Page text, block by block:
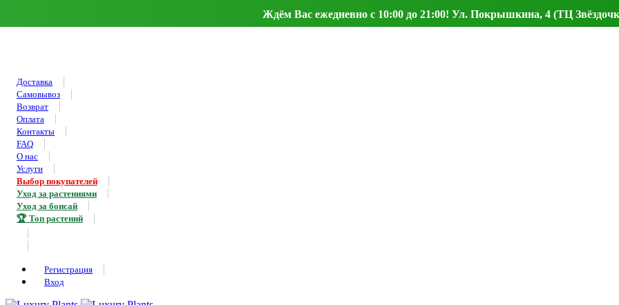
Ждём Вас ежедневно с 10:00 до 21:00! Ул. Покрышкина, 4 (ТЦ
Доставка
Самовывоз
Возврат
Оплата
Контакты
FAQ
О нас
Услуги
Выбор покупателей
Уход за растениями
Уход за бонсай
🏆 Топ растений
Регистрация
Вход